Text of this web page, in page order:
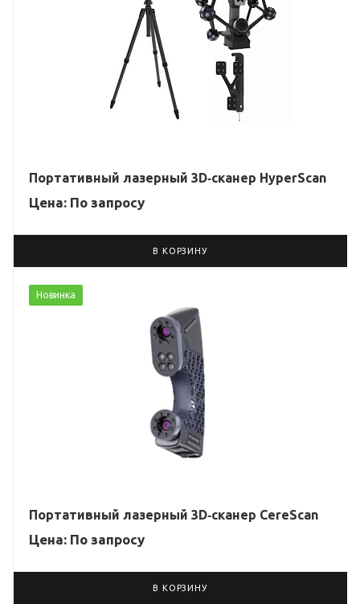
Портативный лазерный 3D‑сканер HyperScan
Цена: По запросу
В КОРЗИНУ
Новинка
Портативный лазерный 3D‑сканер CereScan
Цена: По запросу
В КОРЗИНУ